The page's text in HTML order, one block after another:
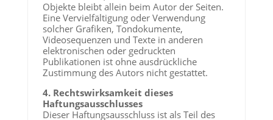
Objekte bleibt allein beim Autor der Seiten.
Eine Vervielfältigung oder Verwendung
solcher Grafiken, Tondokumente,
Videosequenzen und Texte in anderen
elektronischen oder gedruckten
Publikationen ist ohne ausdrückliche
Zustimmung des Autors nicht gestattet.
4. Rechtswirksamkeit dieses
Haftungsausschlusses
Dieser Haftungsausschluss ist als Teil des